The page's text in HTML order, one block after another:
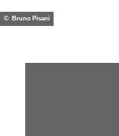
© Bruno Pisani